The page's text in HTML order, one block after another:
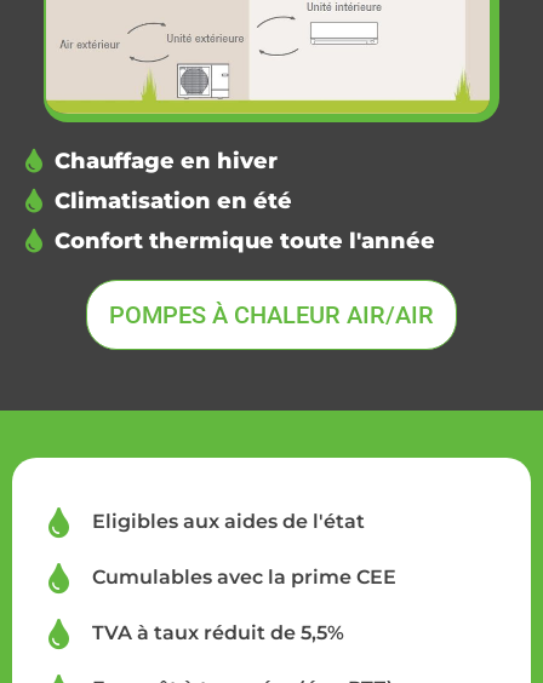
Chauffage en hiver
Climatisation en été
Confort thermique toute l'année
POMPES À CHALEUR AIR/AIR
Eligibles aux aides de l'état
Cumulables avec la prime CEE
TVA à taux réduit de 5,5%